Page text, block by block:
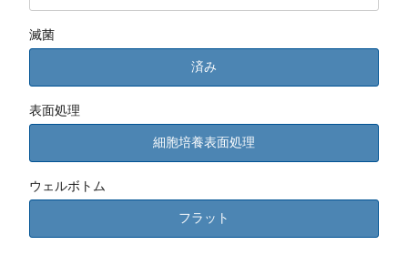
滅菌
済み
表面処理
細胞培養表面処理
ウェルボトム
フラット